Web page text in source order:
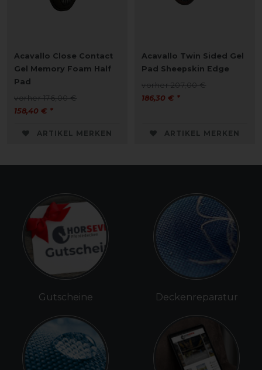
Acavallo Close Contact
Gel Memory Foam Half
Pad
vorher 176,00 €
158,40 € *
ARTIKEL MERKEN
Acavallo Twin Sided Gel
Pad Sheepskin Edge
vorher 207,00 €
186,30 € *
ARTIKEL MERKEN
Gutscheine Deckenreparatur